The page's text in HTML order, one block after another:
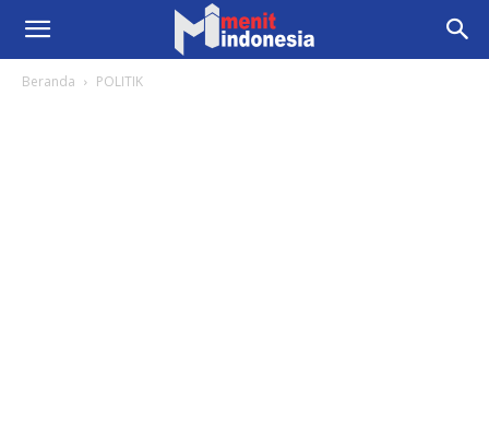
Beranda POLITIK